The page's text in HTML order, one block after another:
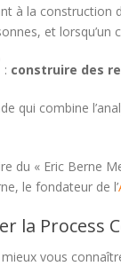
à la construction
et
: construire des
qui combine
du « Eric Berne
le fondateur de l’
la Process
vous